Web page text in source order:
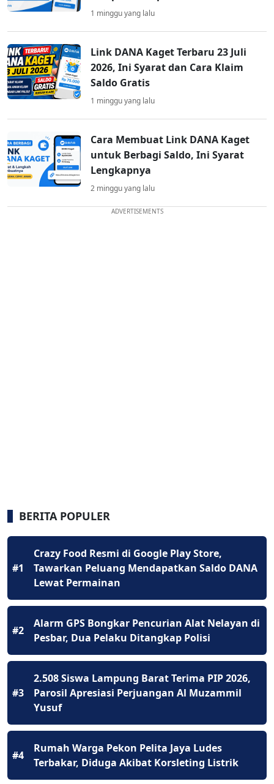
1 minggu yang lalu
Link DANA Kaget Terbaru 23 Juli
2026, Ini Syarat dan Cara Klaim
Saldo Gratis
1 minggu yang lalu
Cara Membuat Link DANA Kaget
untuk Berbagi Saldo, Ini Syarat
Lengkapnya
2 minggu yang lalu
ADVERTISEMENTS
BERITA POPULER
#1
Crazy Food Resmi di Google Play Store,
Tawarkan Peluang Mendapatkan Saldo DANA
Lewat Permainan
#2
Alarm GPS Bongkar Pencurian Alat Nelayan di
Pesbar, Dua Pelaku Ditangkap Polisi
#3
2.508 Siswa Lampung Barat Terima PIP 2026,
Parosil Apresiasi Perjuangan Al Muzammil
Yusuf
#4
Rumah Warga Pekon Pelita Jaya Ludes
Terbakar, Diduga Akibat Korsleting Listrik